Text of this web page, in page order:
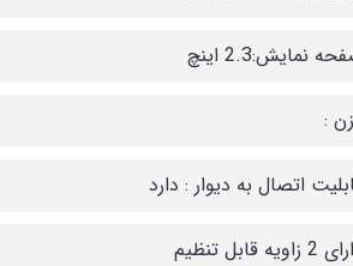
نمایش:2.3 اینچ
:
اتصال به دیوار : دارد
قابل تنظیم